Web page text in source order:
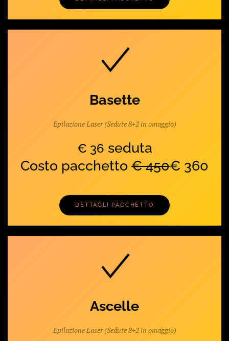
Basette
Epilazione Laser (Sedute 8+2 in omaggio)
€ 36 seduta
Costo pacchetto € 450€ 360
DETTAGLI PACCHETTO
Ascelle
Epilazione Laser (Sedute 8+2 in omaggio)